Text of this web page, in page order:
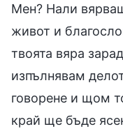
Мен? Нали
живот и
твоята вяра
изпълнявам
говорене и щом
край ще бъде